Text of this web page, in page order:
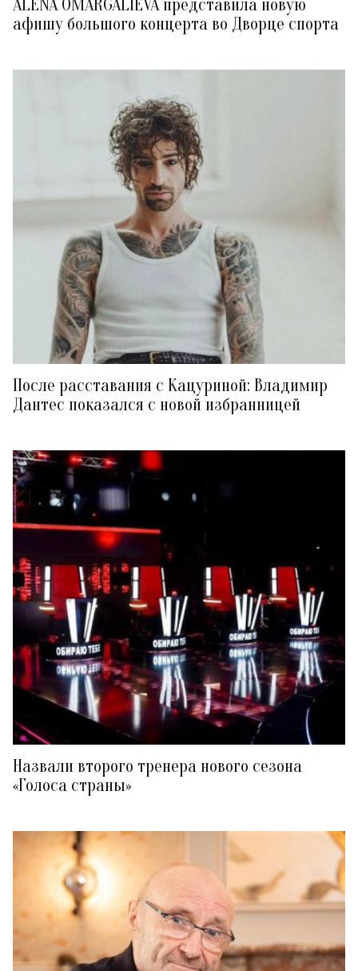
ALENA OMARGALIEVA представила новую
афишу большого концерта во Дворце спорта
После расставания с Кацуриной: Владимир
Дантес показался с новой избранницей
Назвали второго тренера нового сезона
«Голоса страны»